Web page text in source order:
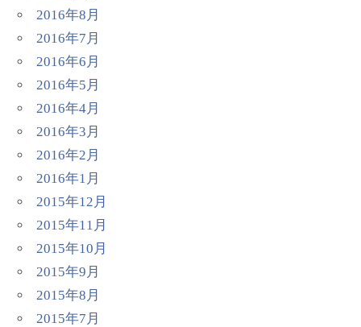
2016年8月
2016年7月
2016年6月
2016年5月
2016年4月
2016年3月
2016年2月
2016年1月
2015年12月
2015年11月
2015年10月
2015年9月
2015年8月
2015年7月